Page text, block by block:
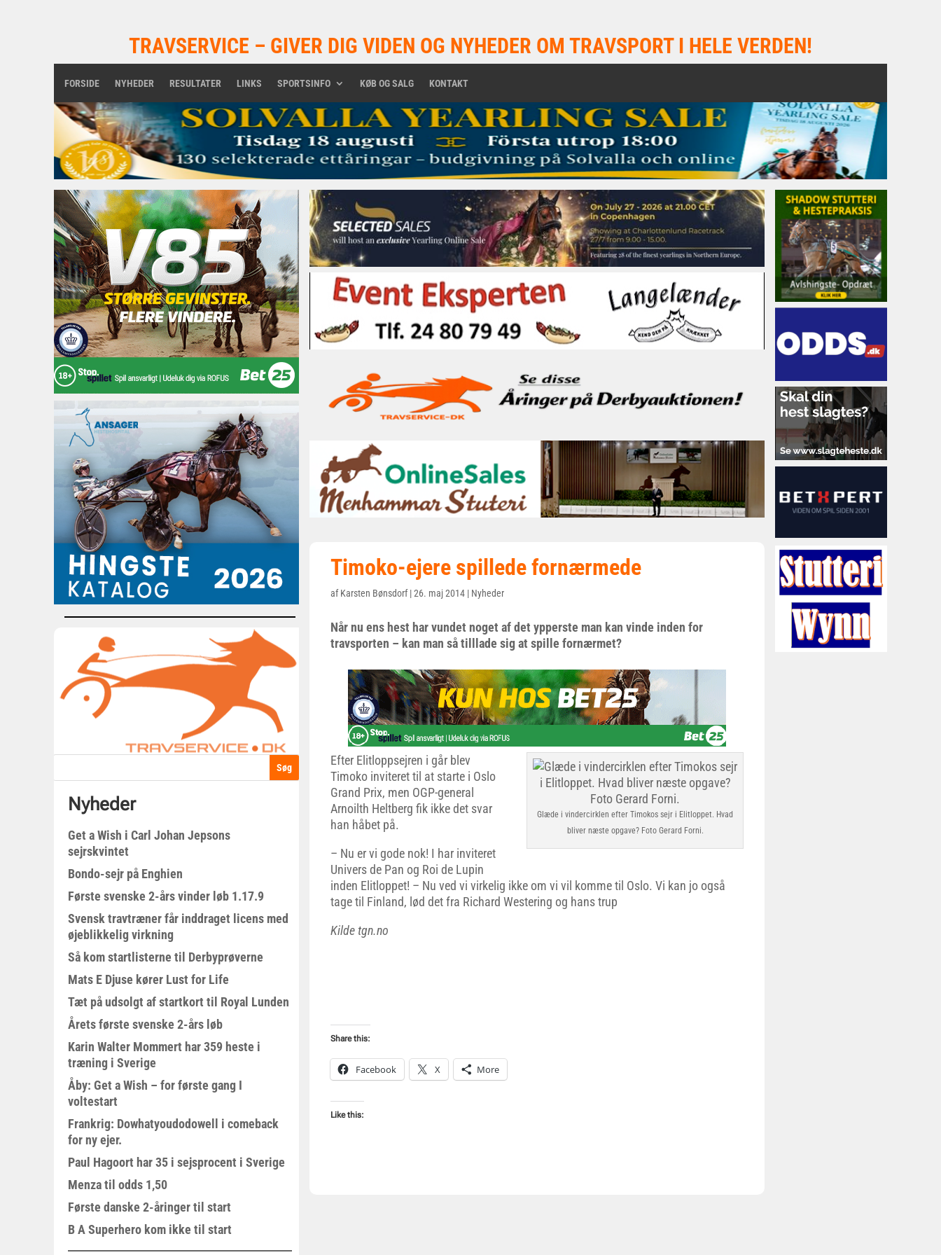
TRAVSERVICE – GIVER DIG VIDEN OG NYHEDER OM TRAVSPORT I HELE VERDEN!
FORSIDE NYHEDER RESULTATER LINKS SPORTSINFO KØB OG SALG KONTAKT
Nyheder
Get a Wish i Carl Johan Jepsons
sejrskvintet
Bondo-sejr på Enghien
Første svenske 2-års vinder løb 1.17.9
Svensk travtræner får inddraget licens med
øjeblikkelig virkning
Så kom startlisterne til Derbyprøverne
Mats E Djuse kører Lust for Life
Tæt på udsolgt af startkort til Royal Lunden
Årets første svenske 2-års løb
Karin Walter Mommert har 359 heste i
træning i Sverige
Åby: Get a Wish – for første gang I
voltestart
Frankrig: Dowhatyoudodowell i comeback
for ny ejer.
Paul Hagoort har 35 i sejsprocent i Sverige
Menza til odds 1,50
Første danske 2-åringer til start
B A Superhero kom ikke til start
Timoko-ejere spillede fornærmede
afKarsten Bønsdorf|26. maj 2014 | Nyheder
Når nu ens hest har vundet noget af det ypperste man kan vinde inden for
travsporten – kan man så tilllade sig at spille fornærmet?
Glæde i vindercirklen efter Timokos sejr i Elitloppet. Hvad
bliver næste opgave? Foto Gerard Forni.
Efter Elitloppsejren i går blev
Timoko inviteret til at starte i Oslo
Grand Prix, men OGP-general
Arnoilth Heltberg fik ikke det svar
han håbet på.
– Nu er vi gode nok! I har inviteret
Univers de Pan og Roi de Lupin
inden Elitloppet! – Nu ved vi virkelig ikke om vi vil komme til Oslo. Vi kan jo også
tage til Finland, lød det fra Richard Westering og hans trup
Kilde tgn.no
Share this:
Facebook X More
Like this: